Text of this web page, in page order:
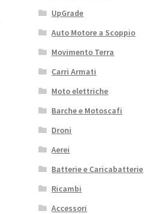
UpGrade
Auto Motore a Scoppio
Movimento Terra
Carri Armati
Moto elettriche
Barche e Motoscafi
Droni
Aerei
Batterie e Caricabatterie
Ricambi
Accessori